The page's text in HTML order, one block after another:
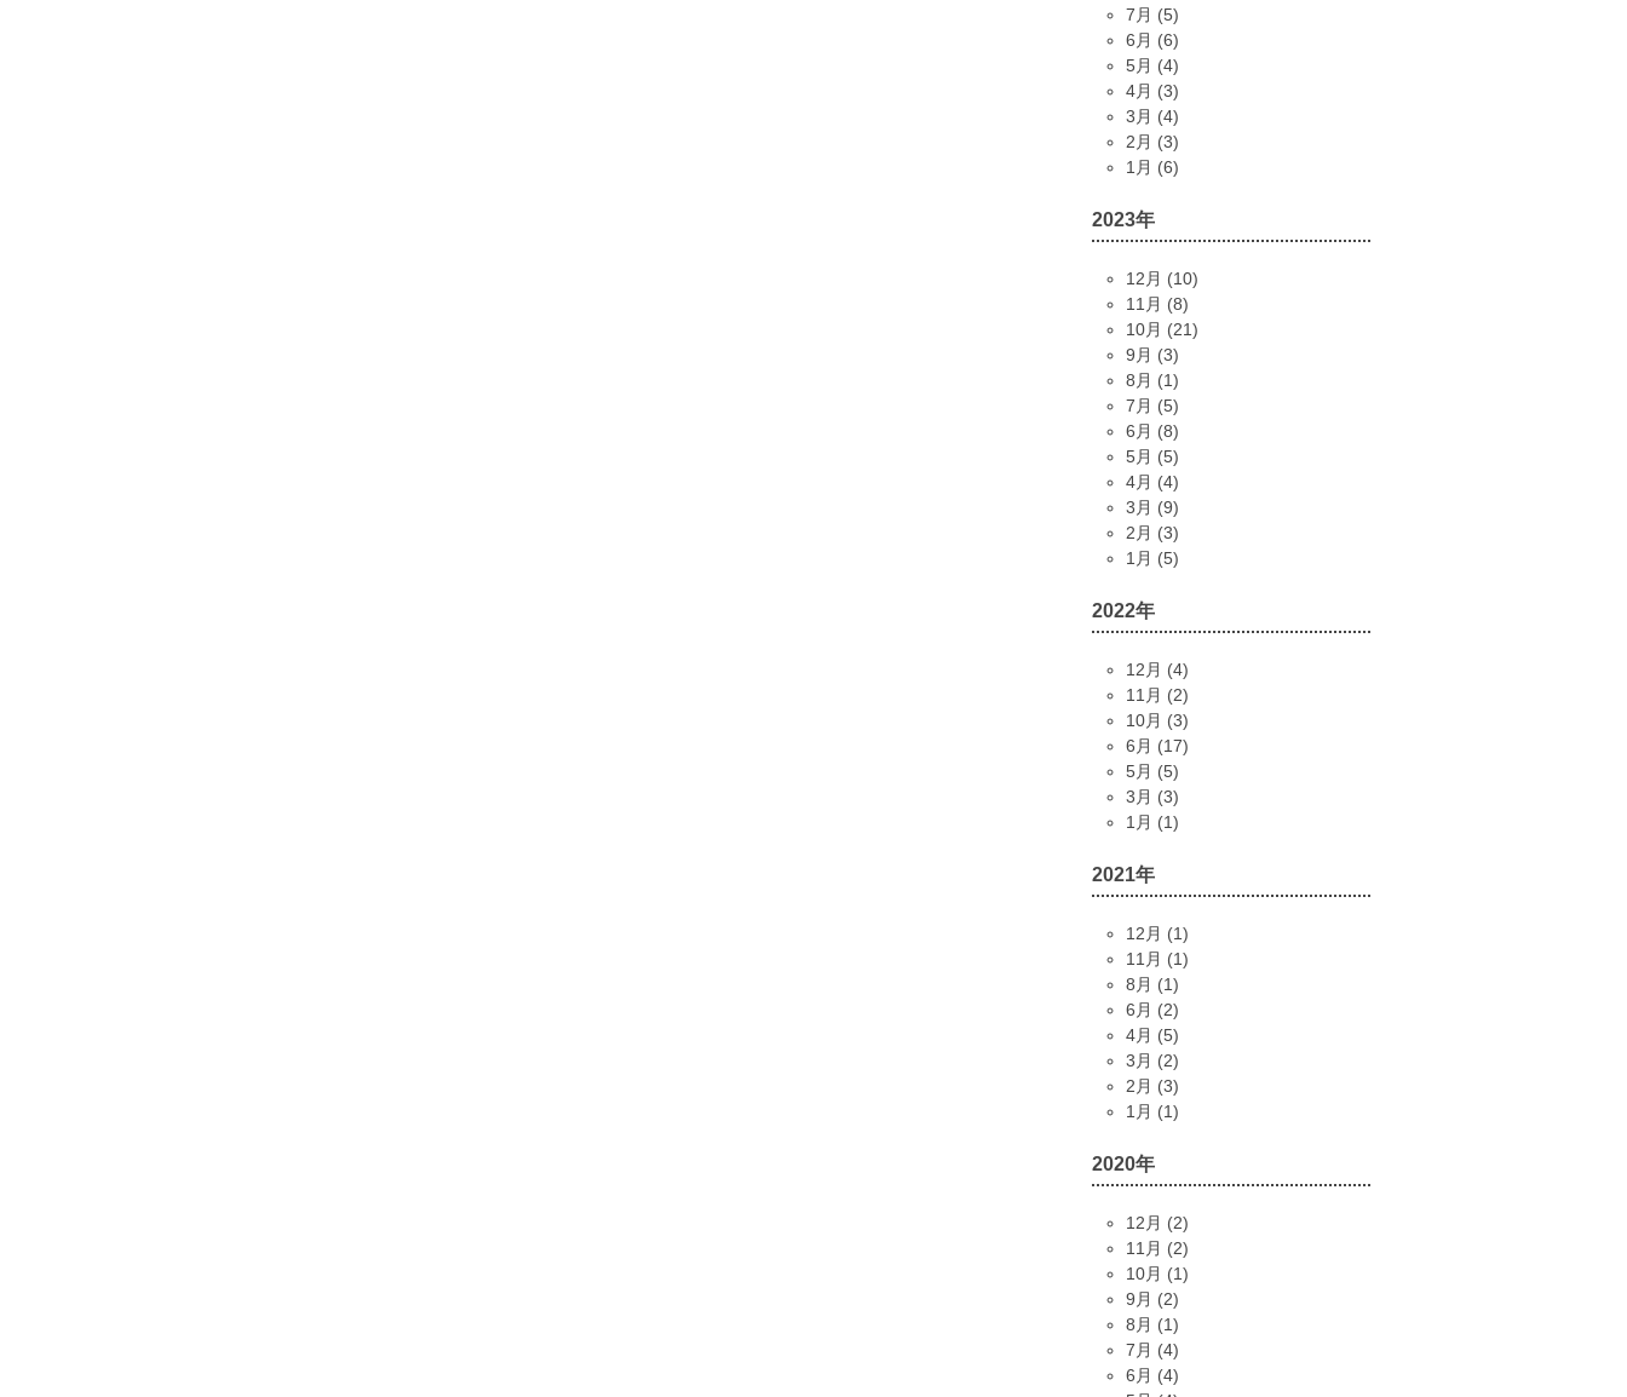
7月 (5)
6月 (6)
5月 (4)
4月 (3)
3月 (4)
2月 (3)
1月 (6)
2023年
12月 (10)
11月 (8)
10月 (21)
9月 (3)
8月 (1)
7月 (5)
6月 (8)
5月 (5)
4月 (4)
3月 (9)
2月 (3)
1月 (5)
2022年
12月 (4)
11月 (2)
10月 (3)
6月 (17)
5月 (5)
3月 (3)
1月 (1)
2021年
12月 (1)
11月 (1)
8月 (1)
6月 (2)
4月 (5)
3月 (2)
2月 (3)
1月 (1)
2020年
12月 (2)
11月 (2)
10月 (1)
9月 (2)
8月 (1)
7月 (4)
6月 (4)